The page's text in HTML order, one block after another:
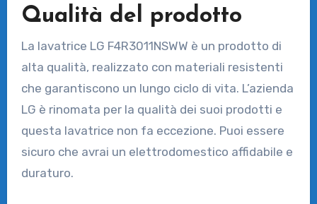
Qualità del prodotto
La lavatrice LG F4R3011NSWW è un prodotto di
alta qualità, realizzato con materiali resistenti
che garantiscono un lungo ciclo di vita. L’azienda
LG è rinomata per la qualità dei suoi prodotti e
questa lavatrice non fa eccezione. Puoi essere
sicuro che avrai un elettrodomestico affidabile e
duraturo.